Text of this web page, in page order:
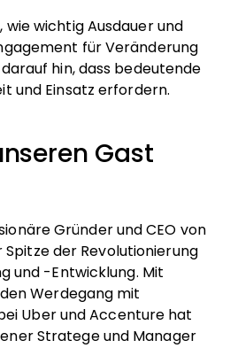
wie wichtig Ausdauer und
für Veränderung
hin, dass bedeutende
und Einsatz erfordern.
Gast
Gründer und CEO von
Spitze der Revolutionierung
und -Entwicklung. Mit
Werdegang mit
Uber und Accenture hat
Stratege und Manager